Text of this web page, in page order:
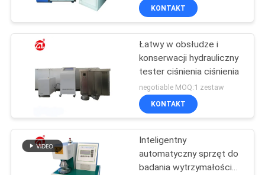
SKONTAKTUJ
SIĘ
NAMI
POPROSIĆ
KONTAKT
Łatwy w obsłudze i
konserwacji hydrauliczny
tester ciśnienia ciśnienia
negotiable MOQ:1 zestaw
KONTAKT
Inteligentny
automatyczny sprzęt do
badania wytrzymałości